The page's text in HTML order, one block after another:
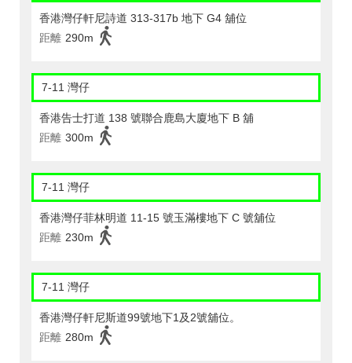
香港灣仔軒尼詩道 313-317b 地下 G4 舖位
距離 290m
7-11 灣仔
香港告士打道 138 號聯合鹿島大廈地下 B 舖
距離 300m
7-11 灣仔
香港灣仔菲林明道 11-15 號玉滿樓地下 C 號舖位
距離 230m
7-11 灣仔
香港灣仔軒尼斯道99號地下1及2號舖位。
距離 280m